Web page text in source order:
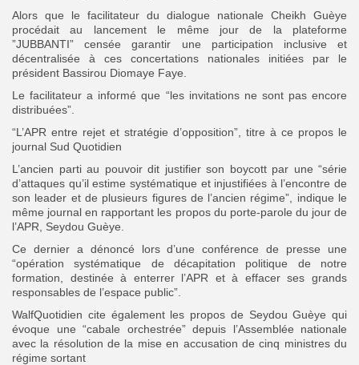
Alors que le facilitateur du dialogue nationale Cheikh Guèye
procédait au lancement le même jour de la plateforme
”JUBBANTI” censée garantir une participation inclusive et
décentralisée à ces concertations nationales initiées par le
président Bassirou Diomaye Faye.
Le facilitateur a informé que “les invitations ne sont pas encore
distribuées”.
“L’APR entre rejet et stratégie d’opposition”, titre à ce propos le
journal Sud Quotidien
L’ancien parti au pouvoir dit justifier son boycott par une “série
d’attaques qu’il estime systématique et injustifiées à l’encontre de
son leader et de plusieurs figures de l’ancien régime”, indique le
même journal en rapportant les propos du porte-parole du jour de
l’APR, Seydou Guèye.
Ce dernier a dénoncé lors d’une conférence de presse une
“opération systématique de décapitation politique de notre
formation, destinée à enterrer l’APR et à effacer ses grands
responsables de l’espace public”.
WalfQuotidien cite également les propos de Seydou Guèye qui
évoque une “cabale orchestrée” depuis l’Assemblée nationale
avec la résolution de la mise en accusation de cinq ministres du
régime sortant